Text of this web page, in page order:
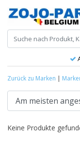
Zurück zu Marken |
Keine Produkte